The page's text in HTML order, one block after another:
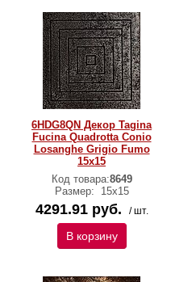
6HDG8QN Декор Tagina
Fucina Quadrotta Conio
Losanghe Grigio Fumo
15x15
Код товара:8649
Размер:
15x15
4291.91 руб. / шт.
В корзину